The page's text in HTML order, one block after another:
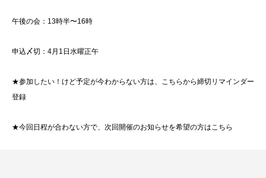
午後の会：13時半〜16時
申込〆切：4月1日水曜正午
★参加したい！けど予定が今わからない方は、こちらから締切リマインダー
登録
★今回日程が合わない方で、次回開催のお知らせを希望の方はこちら